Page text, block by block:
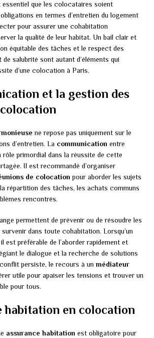
que les colocataires soient
en termes d’entretien du logement
pour assurer une cohabitation
la qualité de leur habitat. Un bail clair et
équitable des tâches et le respect des
salubrité sont autant d’éléments qui
d’une colocation à Paris.
et la gestion des
ne repose pas uniquement sur le
d’entretien. La communication entre
primordial dans la réussite de cette
Il est recommandé d’organiser
de colocation pour aborder les sujets
répartition des tâches, les achats communs
rencontrés.
permettent de prévenir ou de résoudre les
survenir dans toute cohabitation. Lorsqu’un
est préférable de l’aborder rapidement et
le dialogue et la recherche de solutions
persiste, le recours à un médiateur
utile pour apaiser les tensions et trouver un
pour tous.
habitation en colocation
assurance habitation est obligatoire pour